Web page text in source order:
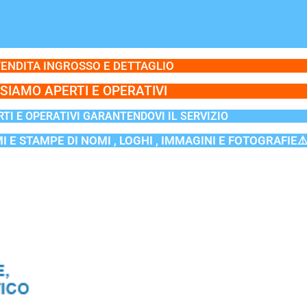
INGROSSO E DETTAGLIO
SIAMO APERTI E OPERATIVI
E OPERATIVI GARANTENDOVI IL SERVIZIO
E STAMPE DI NOMI , LOGHI , IMMAGINI E